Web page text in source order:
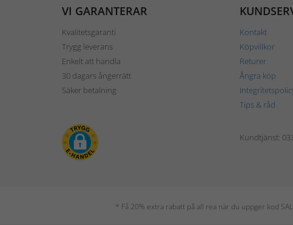
VI GARANTERAR
Kvalitetsgaranti
Trygg leverans
Enkelt att handla
30 dagars ångerrätt
Säker betalning
Kontakt
Köpvillkor
Returer
Ångra köp
Tips & råd
Kundtjänst:
* Få 20% extra rabatt på all rea när du uppger kod